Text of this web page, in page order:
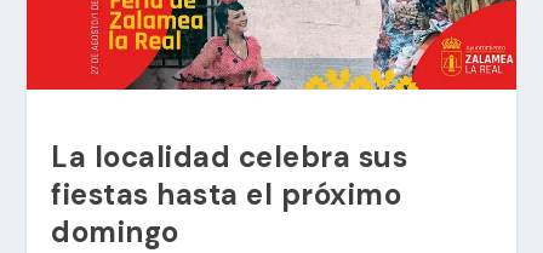
La localidad celebra sus
fiestas hasta el próximo
domingo